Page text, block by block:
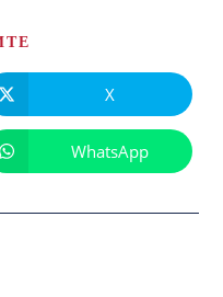
X
WhatsApp